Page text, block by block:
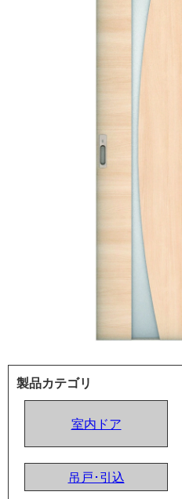
製品カテゴリ
室内ドア
吊戸･引込